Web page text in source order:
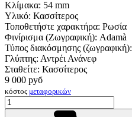
Κλίμακα: 54 mm
Υλικό: Κασσίτερος
Τοποθετήστε χαρακτήρα: Ρωσία
Φινίρισμα (Ζωγραφική): Adamà
Τύπος διακόσμησης (ζωγραφική):
Γλύπτης: Αντρέι Ανάνεφ
Σταθείτε: Κασσίτερος
9 000 руб
κόστος μεταφορικών